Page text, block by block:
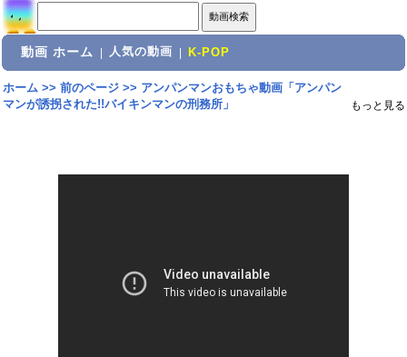
動画 ホーム 人気の動画 K-POP
ホーム>> 前のページ>> アンパンマンおもちゃ動画「アンパン
マンが誘拐された!!バイキンマンの刑務所」
もっと見る